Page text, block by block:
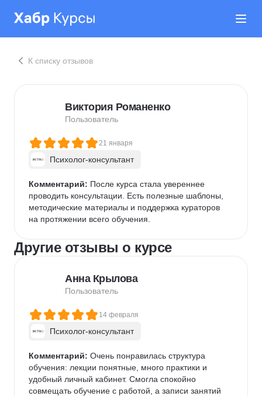
К списку отзывов
Виктория Романенко
Пользователь
21 января
Психолог-консультант
Комментарий: После курса стала увереннее
проводить консультации. Есть полезные шаблоны,
методические материалы и поддержка кураторов
на протяжении всего обучения.
Другие отзывы о курсе
Анна Крылова
Пользователь
14 февраля
Психолог-консультант
Комментарий: Очень понравилась структура
обучения: лекции понятные, много практики и
удобный личный кабинет. Смогла спокойно
совмещать обучение с работой, а записи занятий